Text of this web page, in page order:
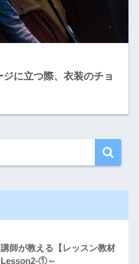
ジに立つ際、衣装のチョ
師が教える【レッスン教材
①～